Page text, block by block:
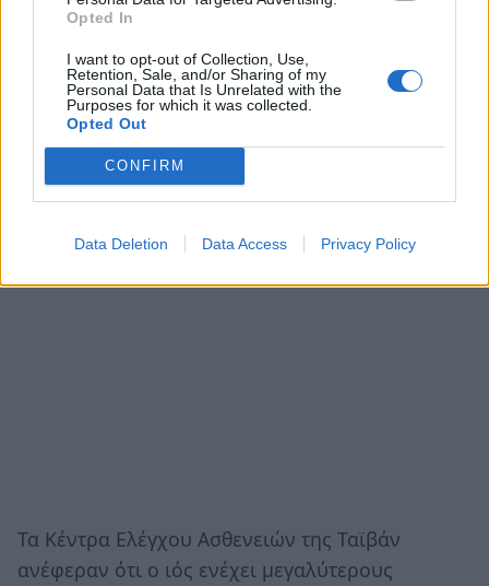
Opted In
I want to opt-out of Collection, Use,
Retention, Sale, and/or Sharing of my
Personal Data that Is Unrelated with the
Purposes for which it was collected.
Opted Out
CONFIRM
Data Deletion Data Access Privacy Policy
Καμπότζης έχει εκδώσει προειδοποιήσεις για
τον HMPV, σημειώνοντας την ομοιότητά του με
τον ιό Covid-19 και τη γρίπη.
Τα Κέντρα Ελέγχου Ασθενειών της Ταϊβάν
ανέφεραν ότι ο ιός ενέχει μεγαλύτερους